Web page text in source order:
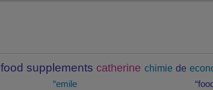
food supplements catherine chimie de
“emile “food